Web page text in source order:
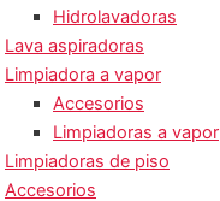
Hidrolavadoras
Lava aspiradoras
Limpiadora a vapor
Accesorios
Limpiadoras a vapor
Limpiadoras de piso
Accesorios